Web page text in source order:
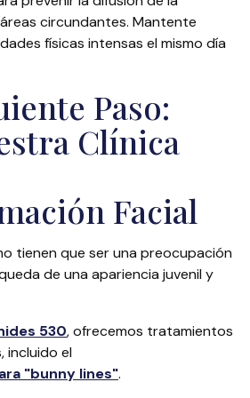
circundantes. Mantente
físicas intensas el mismo día
Paso:
Clínica
Facial
tienen que ser una preocupación
de una apariencia juvenil y
530, ofrecemos tratamientos
incluido el
"bunny lines".